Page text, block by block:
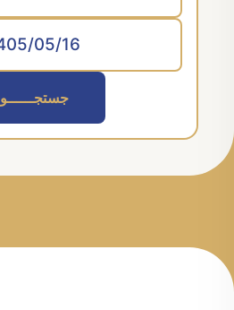
جستجــــــو